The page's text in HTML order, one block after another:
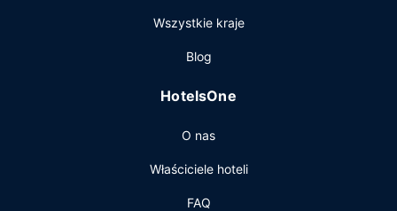
albo kupić niezbędne rzeczy, które oferuje bar
przyjęcie. Ożywcze napoje znajdziesz w jednym z lokali:
jest serwowane w dni powszednie od 6 do 9, a w
Udogodnienia biznesowe to całodobowe centrum
biznesowe, usługi pralni chemicznej oraz recepcja
Wszystkie kraje
Blog
HotelsOne
O nas
Właściciele hoteli
FAQ